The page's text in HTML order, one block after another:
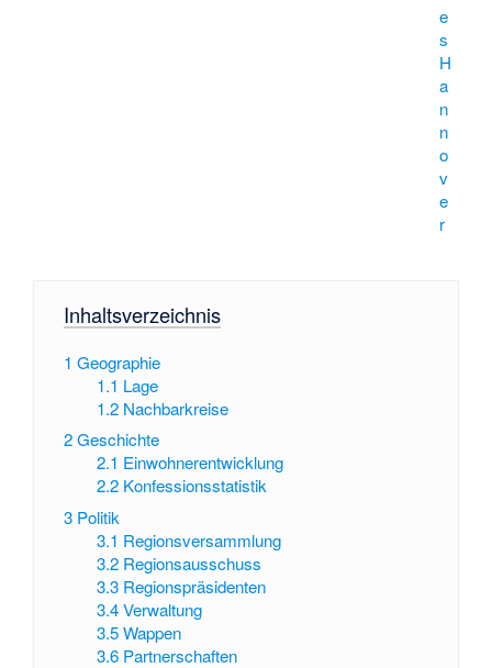
e
s
H
a
n
n
o
v
e
r
Inhaltsverzeichnis
1 Geographie
1.1 Lage
1.2 Nachbarkreise
2Geschichte
2.1 Einwohnerentwicklung
2.2 Konfessionsstatistik
3 Politik
3.1 Regionsversammlung
3.2 Regionsausschuss
3.3 Regionspräsidenten
3.4 Verwaltung
3.5 Wappen
3.6 Partnerschaften